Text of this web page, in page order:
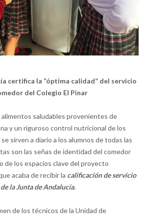
certifica la “óptima calidad” del servicio
del Colegio El Pinar
alimentos saludables provenientes de
y un riguroso control nutricional de los
sirven a diario a los alumnos de todas las
son las señas de identidad del comedor
de los espacios clave del proyecto
acaba de recibir la calificación de servicio
la Junta de Andalucía.
de los técnicos de la Unidad de